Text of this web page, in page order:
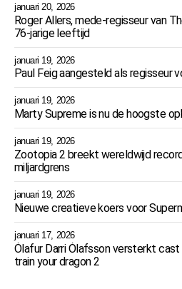
januari 20, 2026
Roger Allers, mede-regisseur van
76-jarige leeftijd
januari 19, 2026
Paul Feig aangesteld als regisseur
januari 19, 2026
Marty Supreme is nu de hoogste
januari 19, 2026
Zootopia 2 breekt wereldwijd
miljardgrens
januari 19, 2026
Nieuwe creatieve koers voor
januari 17, 2026
Ólafur Darri Ólafsson versterkt
train your dragon 2